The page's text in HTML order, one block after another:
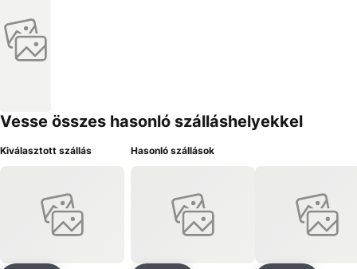
Vesse összes hasonló szálláshelyekkel
Kiválasztott szállás Hasonló szállások